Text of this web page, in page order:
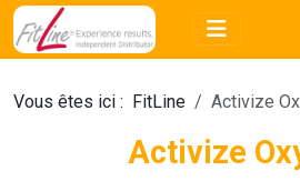
Vous êtes ici : FitLine Activize
Activize